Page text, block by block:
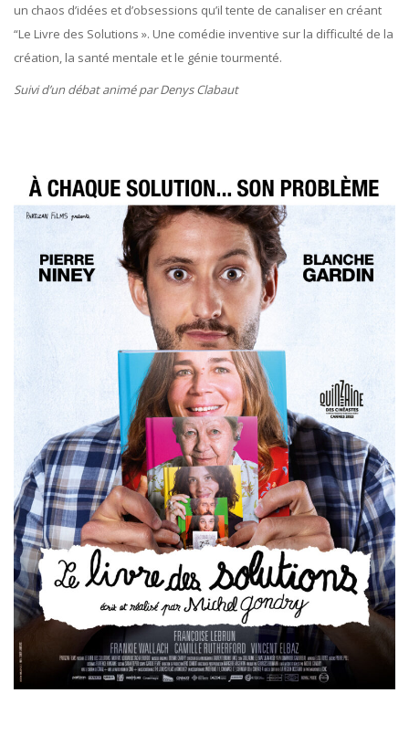
un chaos d’idées et d’obsessions qu’il tente de canaliser en créant
“Le Livre des Solutions ». Une comédie inventive sur la difficulté de la
création, la santé mentale et le génie tourmenté.
Suivi d’un débat animé par Denys Clabaut